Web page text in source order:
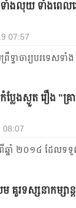
ាំងលុយ ទាំងពេល
07:57
ទ្ធាចារ្យបរទេសទ
លែង​ស្ងួត រឿង "គ្
08:07
ឆ្នាំ ២០១៤ ដែលទទួ
ម គួរទស្សនាកម្ស